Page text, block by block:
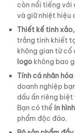
còn nổi tiếng với
và giữ nhiệt hiệu
Thiết kế tinh
trắng tinh khiết
không gian từ cổ
logo không bao
Tính cá nhân
doanh nghiệp
dấu ấn riêng
Bạn có thể in
phẩm độc đáo.